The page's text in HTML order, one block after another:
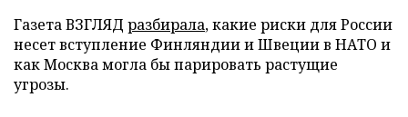
Газета ВЗГЛЯД разбирала, какие риски для России
несет вступление Финляндии и Швеции в НАТО и
как Москва могла бы парировать растущие
угрозы.